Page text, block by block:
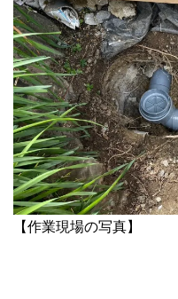
【作業現場の写真】